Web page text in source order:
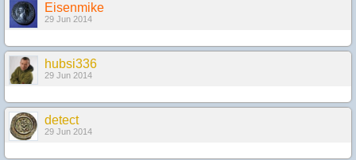
Eisenmike
29 Jun 2014
hubsi336
29 Jun 2014
detect
29 Jun 2014